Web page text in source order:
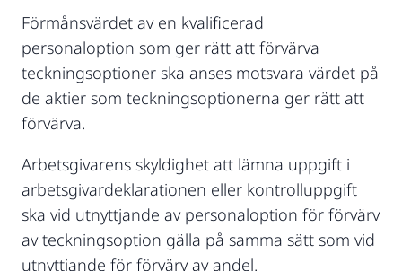
Förmånsvärdet av en kvalificerad
personaloption som ger rätt att förvärva
teckningsoptioner ska anses motsvara värdet på
de aktier som teckningsoptionerna ger rätt att
förvärva.
Arbetsgivarens skyldighet att lämna uppgift i
arbetsgivardeklarationen eller kontrolluppgift
ska vid utnyttjande av personaloption för förvärv
av teckningsoption gälla på samma sätt som vid
utnyttjande för förvärv av andel.